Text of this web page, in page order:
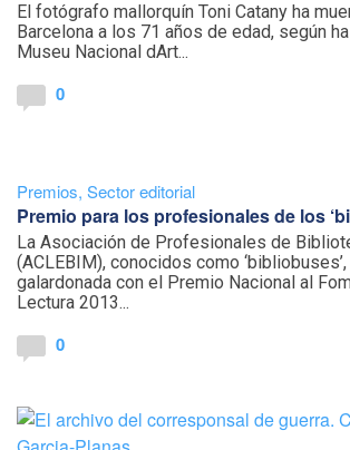
El fotógrafo mallorquín Toni Catany ha
Barcelona a los 71 años de edad, según
Museu Nacional dArt...
0
Premios, Sector editorial
Premio para los profesionales de los
La Asociación de Profesionales de
(ACLEBIM), conocidos como
galardonada con el Premio Nacional al
Lectura 2013...
0